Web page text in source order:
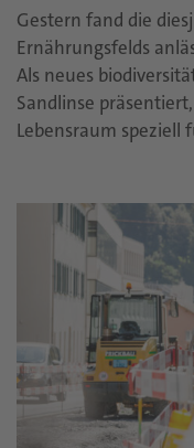
Gestern fand die
Ernährungsfelds
Als neues
Sandlinse
Lebensraum speziell